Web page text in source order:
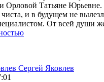
Орловой Татьяне Юрьевне.
и в будущем не
От всей души
Сергей Яковлев